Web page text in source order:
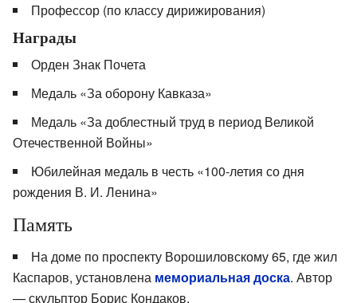
Профессор (по классу дирижирования)
Награды
Орден Знак Почета
Медаль «За оборону Кавказа»
Медаль «За доблестный труд в период Великой
Отечественной Войны»
Юбилейная медаль в честь «100-летия со дня
рождения В. И. Ленина»
Память
На доме по проспекту Ворошиловскому 65, где жил
Каспаров, установлена мемориальная доска. Автор
— скульптор Борис Кондаков.